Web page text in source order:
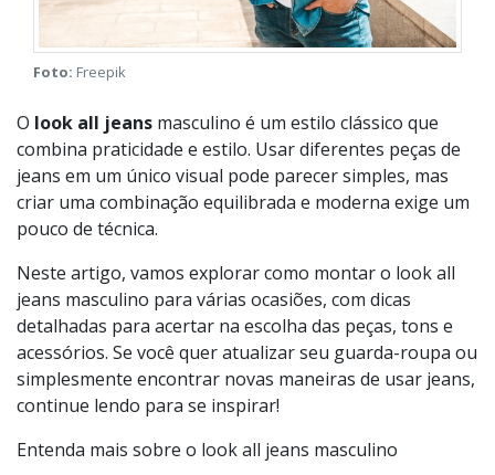
Foto:Freepik
Olook all jeans
masculino é um estilo clássico que
combina praticidade e estilo. Usar diferentes peças de
jeans em um único visual pode parecer simples, mas
criar uma combinação equilibrada e moderna exige um
pouco de técnica.
Neste artigo, vamos explorar como montar o look all
jeans masculino para várias ocasiões, com dicas
detalhadas para acertar na escolha das peças, tons e
acessórios. Se você quer atualizar seu guarda-roupa ou